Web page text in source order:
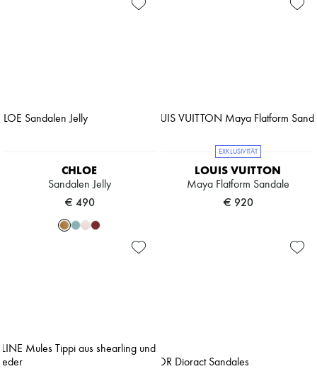
CHLOE
Sandalen Jelly
€ 490
EXKLUSIVITÄT
LOUIS VUITTON
Maya Flatform Sandale
€ 920